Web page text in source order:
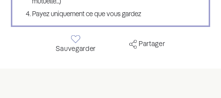
Sauvegarder
Partager
mutuelle...)
Payez uniquement ce que vous gardez